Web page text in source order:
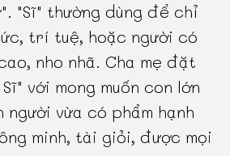
"Sĩ" thường dùng để chỉ
trí tuệ, hoặc người có
nho nhã. Cha mẹ đặt
với mong muốn con lớn
vừa có phẩm hạnh
minh, tài giỏi, được mọi